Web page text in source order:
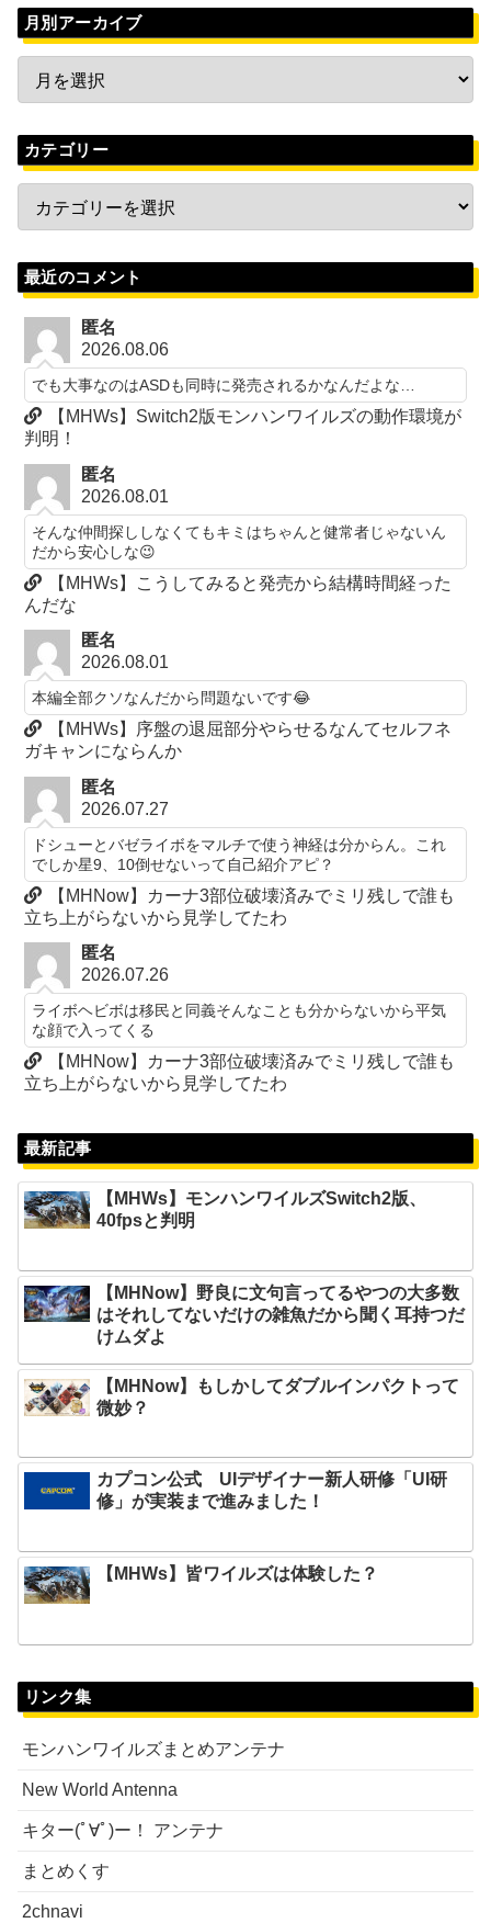
月別アーカイブ
カテゴリー
最近のコメント
匿名
2026.08.06
でも大事なのはASDも同時に発売されるかなんだよな…
【MHWs】Switch2版モンハンワイルズの動作環境が
判明！
匿名
2026.08.01
そんな仲間探ししなくてもキミはちゃんと健常者じゃないん
だから安心しな😉
【MHWs】こうしてみると発売から結構時間経った
んだな
匿名
2026.08.01
本編全部クソなんだから問題ないです😂
【MHWs】序盤の退屈部分やらせるなんてセルフネ
ガキャンにならんか
匿名
2026.07.27
ドシューとバゼライボをマルチで使う神経は分からん。これ
でしか星9、10倒せないって自己紹介アピ？
【MHNow】カーナ3部位破壊済みでミリ残しで誰も
立ち上がらないから見学してたわ
匿名
2026.07.26
ライボヘビボは移民と同義そんなことも分からないから平気
な顔で入ってくる
【MHNow】カーナ3部位破壊済みでミリ残しで誰も
立ち上がらないから見学してたわ
最新記事
【MHWs】モンハンワイルズSwitch2版、
40fpsと判明
【MHNow】野良に文句言ってるやつの大多数
はそれしてないだけの雑魚だから聞く耳持つだ
けムダよ
【MHNow】もしかしてダブルインパクトって
微妙？
カプコン公式 UIデザイナー新人研修「UI研
修」が実装まで進みました！
【MHWs】皆ワイルズは体験した？
リンク集
モンハンワイルズまとめアンテナ
New World Antenna
キター(ﾟ∀ﾟ)ー！ アンテナ
まとめくす
2chnavi